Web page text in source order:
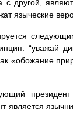
другой,
языческие
“уважай
«обожание